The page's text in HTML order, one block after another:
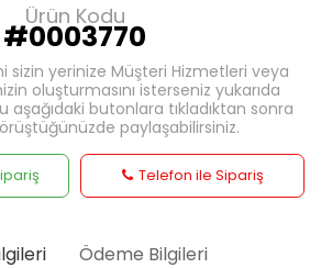
Ürün Kodu
#0003770
sizin yerinize Müşteri Hizmetleri veya
oluşturmasını isterseniz yukarıda
aşağıdaki butonlara tıkladıktan sonra
paylaşabilirsiniz.
Telefon ile Sipariş
Ödeme Bilgileri